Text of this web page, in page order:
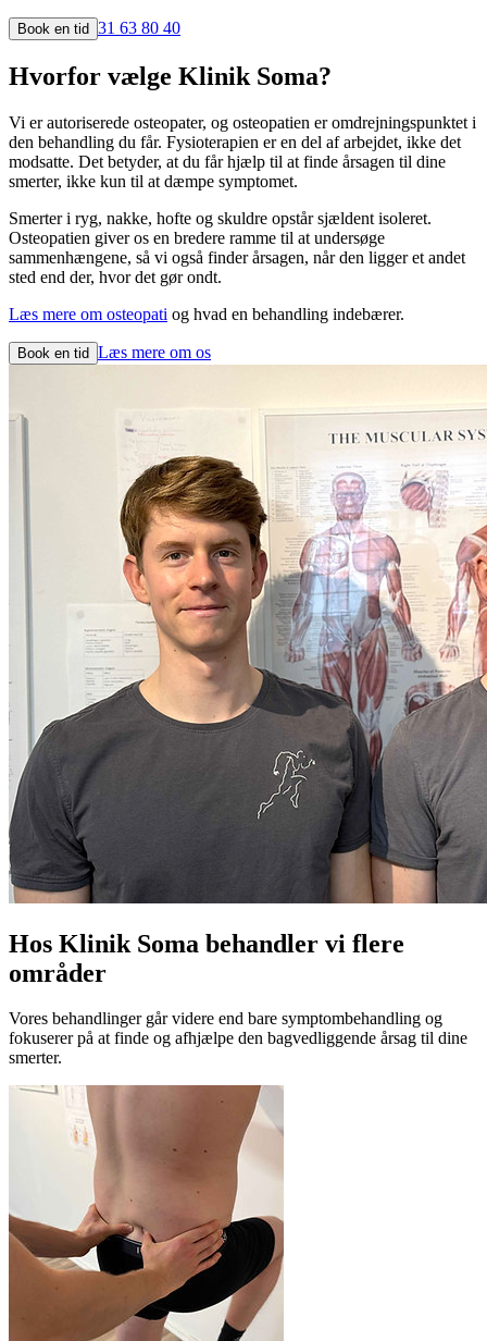
Book en tid 31 63 80 40
Hvorfor vælge Klinik Soma?
Vi er autoriserede osteopater, og osteopatien er omdrejningspunktet i
den behandling du får. Fysioterapien er en del af arbejdet, ikke det
modsatte. Det betyder, at du får hjælp til at finde årsagen til dine
smerter, ikke kun til at dæmpe symptomet.
Smerter i ryg, nakke, hofte og skuldre opstår sjældent isoleret.
Osteopatien giver os en bredere ramme til at undersøge
sammenhængene, så vi også finder årsagen, når den ligger et andet
sted end der, hvor det gør ondt.
Læs mere om osteopati og hvad en behandling indebærer.
Book en tid Læs mere om os
Hos Klinik Soma behandler vi flere
områder
Vores behandlinger går videre end bare symptombehandling og
fokuserer på at finde og afhjælpe den bagvedliggende årsag til dine
smerter.